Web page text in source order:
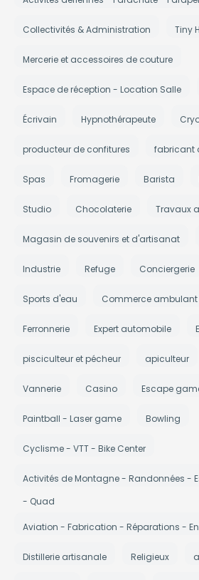
Collectivités & Administration Tiny
Mercerie et accessoires de couture
Espace de réception - Location Salle
Écrivain Hypnothérapeute
producteur de confitures fabricant
Spas Fromagerie Barista
Studio Chocolaterie Travaux
Magasin de souvenirs et d'artisanat
Industrie Refuge Conciergerie
Sports d'eau Commerce
Ferronnerie Expert automobile
pisciculteur et pécheur apiculteur
Vannerie Casino Escape
Paintball - Laser game Bowling
Cyclisme - VTT - Bike Center
Activités de Montagne - Randonnées -
- Quad
Aviation - Fabrication - Réparations -
Distillerie artisanale Religieux